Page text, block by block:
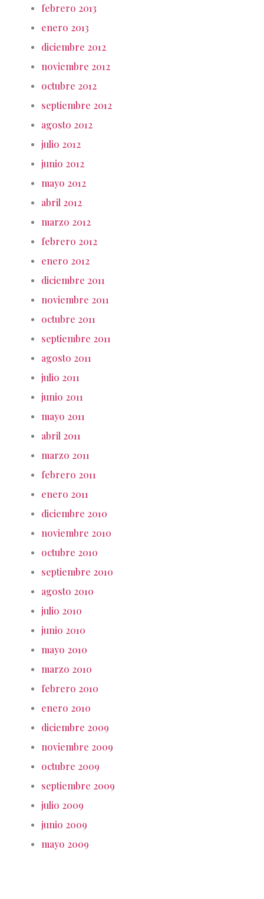
febrero 2013
enero 2013
diciembre 2012
noviembre 2012
octubre 2012
septiembre 2012
agosto 2012
julio 2012
junio 2012
mayo 2012
abril 2012
marzo 2012
febrero 2012
enero 2012
diciembre 2011
noviembre 2011
octubre 2011
septiembre 2011
agosto 2011
julio 2011
junio 2011
mayo 2011
abril 2011
marzo 2011
febrero 2011
enero 2011
diciembre 2010
noviembre 2010
octubre 2010
septiembre 2010
agosto 2010
julio 2010
junio 2010
mayo 2010
marzo 2010
febrero 2010
enero 2010
diciembre 2009
noviembre 2009
octubre 2009
septiembre 2009
julio 2009
junio 2009
mayo 2009